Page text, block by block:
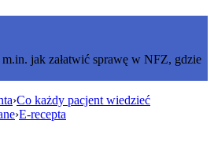
jak załatwić sprawę w NFZ, gdzie
›Co każdy pacjent wiedzieć
›E-recepta